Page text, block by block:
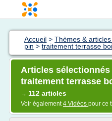
Accueil > Thèmes &
pin > traitement terrasse
Articles sélectionnés
traitement terrasse
→ 112 articles
Voir également4 Vidéos pour ce